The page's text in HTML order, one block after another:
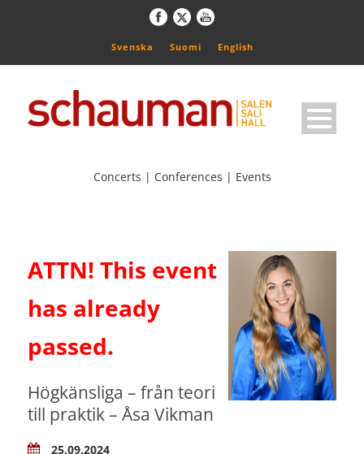
Svenska Suomi English
Concerts | Conferences | Events
ATTN! This event
has already
passed.
Högkänsliga – från teori
till praktik – Åsa Vikman
25.09.2024